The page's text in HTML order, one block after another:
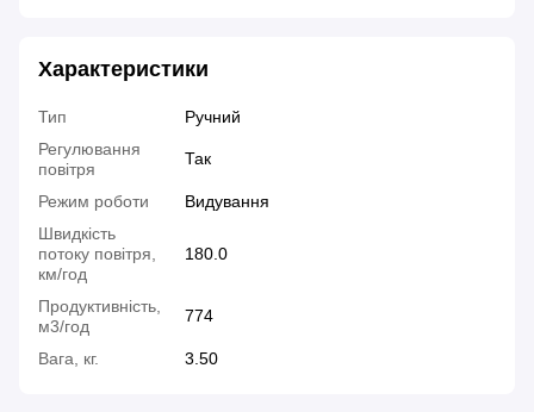
Характеристики
Тип
Ручний
Регулювання
повітря
Так
Режим роботи
Видування
Швидкість
потоку повітря,
км/год
180.0
Продуктивність,
м3/год
774
Вага, кг. 3.50